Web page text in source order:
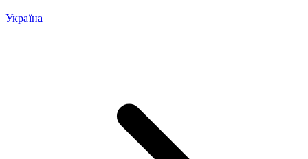
Україна